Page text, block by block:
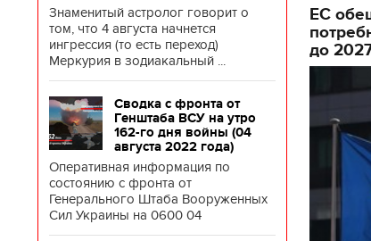
Знаменитый астролог говорит о
том, что 4 августа начнется
ингрессия (то есть переход)
Меркурия в зодиакальный ...
Сводка с фронта от
Генштаба ВСУ на утро
162-го дня войны (04
августа 2022 года)
Оперативная информация по
состоянию с фронта от
Генерального Штаба Вооруженных
Сил Украины на 0600 04
ЕС
до